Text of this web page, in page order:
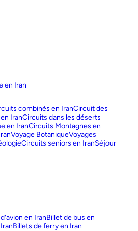
en Iran
combinés en IranCircuit des
IranCircuits dans les déserts
en IranCircuits Montagnes en
Voyage BotaniqueVoyages
Circuits seniors en IranSéjour
en IranBillet de bus en
Billets de ferry en Iran